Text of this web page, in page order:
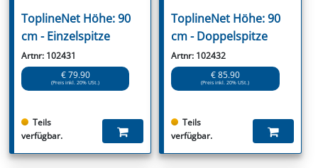
ToplineNet Höhe: 90
cm - Einzelspitze
Artnr: 102431
€ 79.90
(Preis inkl. 20% USt.)
Teils
verfügbar.
ToplineNet Höhe: 90
cm - Doppelspitze
Artnr: 102432
€ 85.90
(Preis inkl. 20% USt.)
Teils
verfügbar.